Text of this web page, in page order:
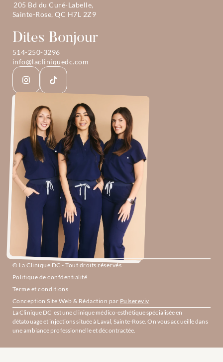
205 Bd du Curé-Labelle,
Sainte-Rose, QC H7L 2Z9
Dites Bonjour
514-250-3296
info@lacliniquedc.com
© La Clinique DC - Tout droits réservés
Politique de confdentialité
Terme et conditions
Conception Site Web & Rédaction par Pulsereviv
La Clinique DC  est une clinique médico-esthétique spécialisée en
détatouage et injections située à Laval, Sainte-Rose. On vous accueille dans
une ambiance professionnelle et décontractée.